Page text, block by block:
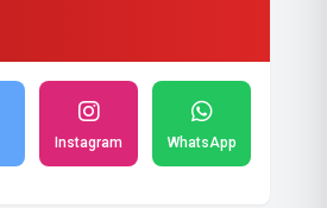
Instagram WhatsApp